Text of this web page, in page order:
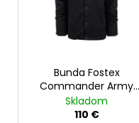
Bunda Fostex
Commander Army
Parka, čierna
Skladom
110 €